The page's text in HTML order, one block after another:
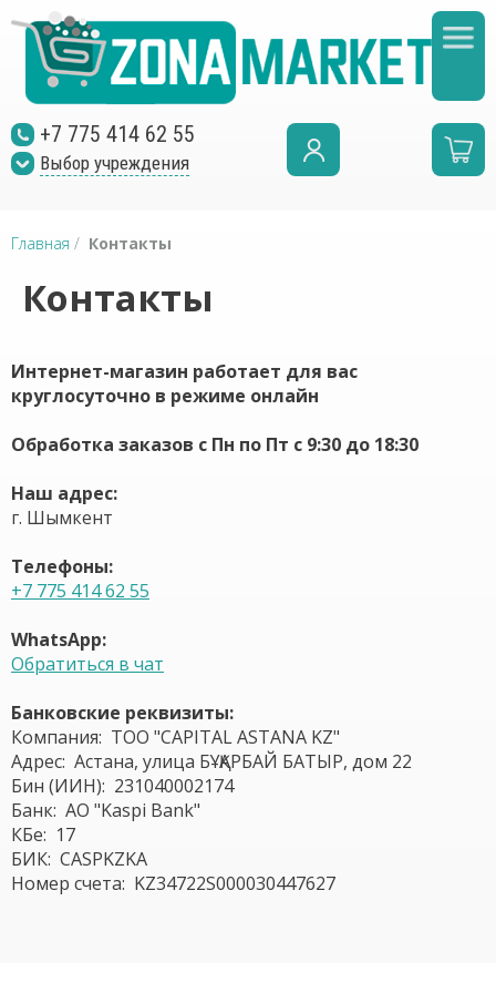
+7 775 414 62 55
Выбор учреждения
Главная / Контакты
Контакты
Интернет-магазин работает для вас
круглосуточно в режиме онлайн
Обработка заказов с Пн по Пт с 9:30 до 18:30
Наш адрес:
г. Шымкент
Телефоны:
+7 775 414 62 55
WhatsApp:
Обратиться в чат
Банковские реквизиты:
Компания: ТОО "CAPITAL ASTANA KZ"
Адрес: Астана, улица БҰҚАРБАЙ БАТЫР, дом 22
Бин (ИИН): 231040002174
Банк: АО "Kaspi Bank"
КБе: 17
БИК: CASPKZKA
Номер счета: KZ34722S000030447627